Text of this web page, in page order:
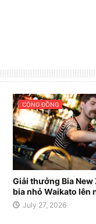
CỘNG ĐỒNG
Giải thưởng Bia
bia nhỏ Waikato lên
July 27, 2026